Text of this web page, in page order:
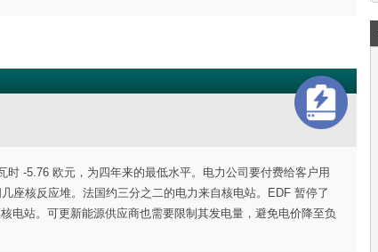
-5.76 欧元，为四年来的最低水平。电力公司要付费给客户用
座核反应堆。法国约三分之二的电力来自核电站。EDF 暂停了
电站。可更新能源供应商也需要限制其发电量，避免电价降至负